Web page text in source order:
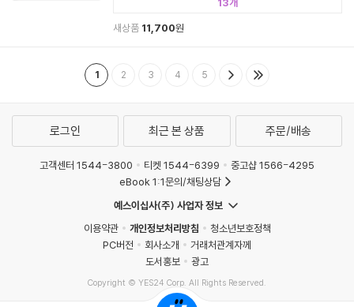
새상품 11,700원
1 2 3 4 5
로그인 최근 본 상품 주문/배송
고객센터 1544-3800 티켓 1544-6399
중고샵 1566-4295
eBook 1:1문의/채팅상담
예스이십사(주) 사업자 정보
이용약관
개인정보처리방침
청소년보호정책
PC버전
회사소개
거래처관계자께
도서홍보
광고
Copyright © YES24 Corp. All Rights Reserved.